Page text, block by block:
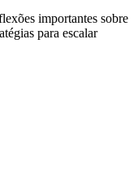
importantes sobre
para escalar